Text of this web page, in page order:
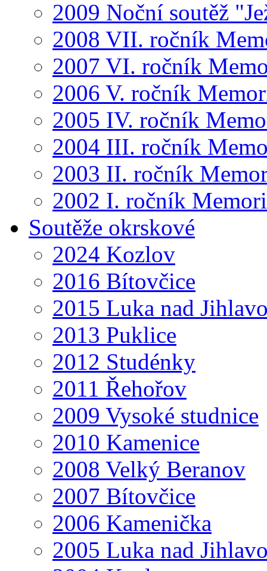
2009 Noční soutěž
2008 VII. ročník
2007 VI. ročník
2006 V. ročník
2005 IV. ročník
2004 III. ročník
2003 II. ročník
2002 I. ročník
Soutěže okrskové
2024 Kozlov
2016 Bítovčice
2015 Luka nad
2013 Puklice
2012 Studénky
2011 Řehořov
2009 Vysoké studnice
2010 Kamenice
2008 Velký Beranov
2007 Bítovčice
2006 Kamenička
2005 Luka nad